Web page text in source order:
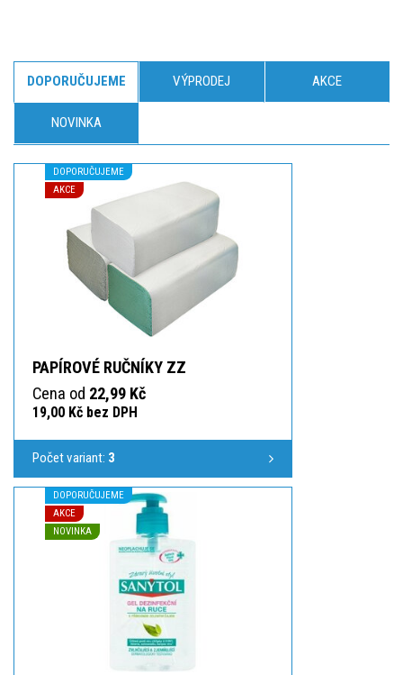
DOPORUČUJEME VÝPRODEJ AKCE
NOVINKA
DOPORUČUJEME
AKCE
PAPÍROVÉ RUČNÍKY ZZ
Cena od 22,99 Kč
19,00 Kč bez DPH
Počet variant: 3
DOPORUČUJEME
AKCE
NOVINKA